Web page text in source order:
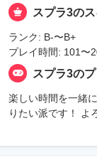
スプラ3の
ランク: B-〜B+
プレイ時間: 101〜
スプラ3の
楽しい時間を一緒
りたい派です！ よ